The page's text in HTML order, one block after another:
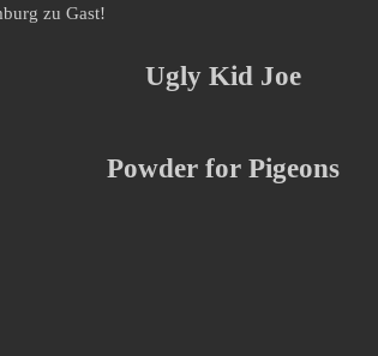
zu Gast!
Ugly Kid Joe
Powder for Pigeons